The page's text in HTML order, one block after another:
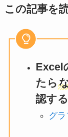
この記事を
Excel
たら
認する
グ